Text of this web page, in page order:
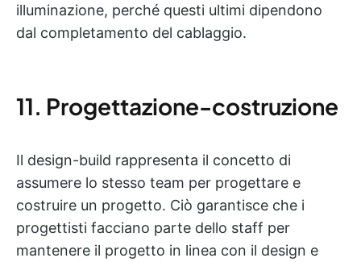
illuminazione, perché questi ultimi dipendono
dal completamento del cablaggio.
11. Progettazione-costruzione
Il design-build rappresenta il concetto di
assumere lo stesso team per progettare e
costruire un progetto. Ciò garantisce che i
progettisti facciano parte dello staff per
mantenere il progetto in linea con il design e